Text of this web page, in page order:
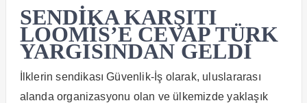
SENDİKA KARŞITI
LOOMİS’E CEVAP TÜRK
YARGISINDAN GELDİ
İlklerin sendikası Güvenlik-İş olarak, uluslararası
alanda organizasyonu olan ve ülkemizde yaklaşık